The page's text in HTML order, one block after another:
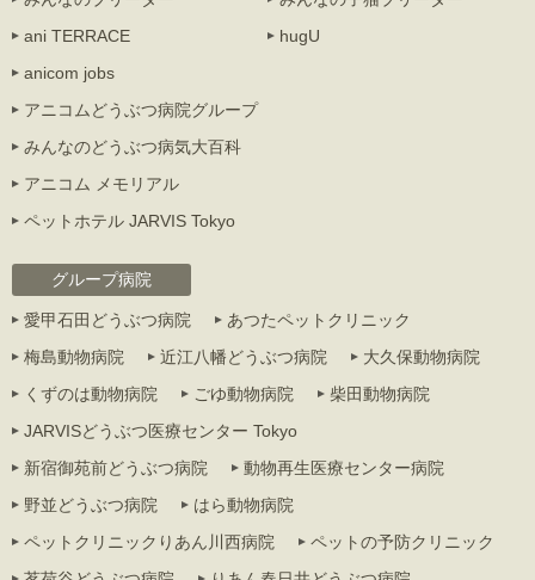
ani TERRACE
hugU
anicom jobs
アニコムどうぶつ病院グループ
みんなのどうぶつ病気大百科
アニコム メモリアル
ペットホテル JARVIS Tokyo
グループ病院
愛甲石田どうぶつ病院
あつたペットクリニック
梅島動物病院
近江八幡どうぶつ病院
大久保動物病院
くずのは動物病院
ごゆ動物病院
柴田動物病院
JARVISどうぶつ医療センター Tokyo
新宿御苑前どうぶつ病院
動物再生医療センター病院
野並どうぶつ病院
はら動物病院
ペットクリニックりあん川西病院
ペットの予防クリニック